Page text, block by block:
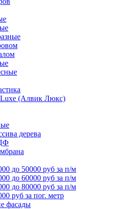
(Алвик Люкс)
дерева
до 50000 руб за п/м
до 60000 руб за п/м
до 80000 руб за п/м
руб за пог. метр
фасады